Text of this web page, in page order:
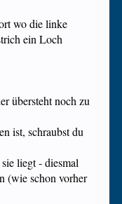
wo die linke
ein Loch
übersteht noch zu
ist, schraubst du
liegt - diesmal
(wie schon vorher